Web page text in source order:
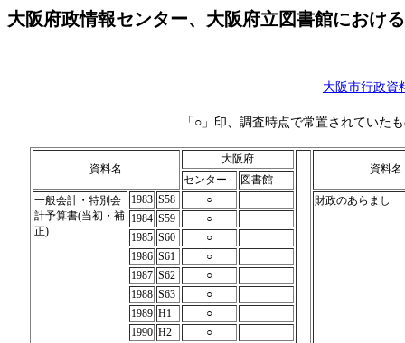
大阪府政情報センター、大阪府立図書館におけ
大阪市行政資
「○」印、調査時点で常置されていた
資料名
大阪府
資料名
センター
図書館
一般会計・特別会
計予算書(当初・補
正)
1983 S58 ○
財政のあらまし
1984 S59
○
1985 S60
○
1986 S61
○
1987 S62
○
1988 S63
○
1989 H1
○
1990 H2
○